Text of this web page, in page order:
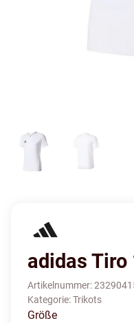
adidas
Artikelnummer:
Kategorie:Trikots
Größe